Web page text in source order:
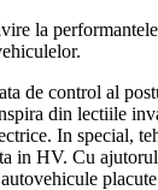
la
de control al
din lectiile
In
HV. Cu